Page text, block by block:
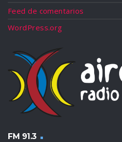
Feed de comentarios
WordPress.org
FM 91.3